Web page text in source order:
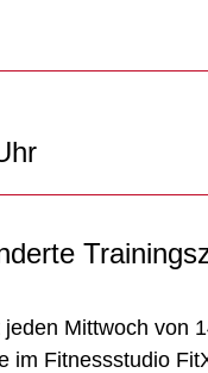
Mittwoch von
im Fitnessstudio